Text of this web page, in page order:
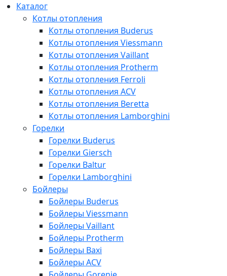
Каталог
Котлы отопления
Котлы отопления Buderus
Котлы отопления Viessmann
Котлы отопления Vaillant
Котлы отопления Protherm
Котлы отопления Ferroli
Котлы отопления ACV
Котлы отопления Beretta
Котлы отопления Lamborghini
Горелки
Горелки Buderus
Горелки Giersch
Горелки Baltur
Горелки Lamborghini
Бойлеры
Бойлеры Buderus
Бойлеры Viessmann
Бойлеры Vaillant
Бойлеры Protherm
Бойлеры Baxi
Бойлеры ACV